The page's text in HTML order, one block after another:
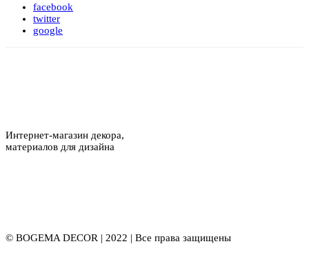
facebook
twitter
google
Интернет-магазин декора,
материалов для дизайна
© BOGEMA DECOR | 2022 | Все права защищены